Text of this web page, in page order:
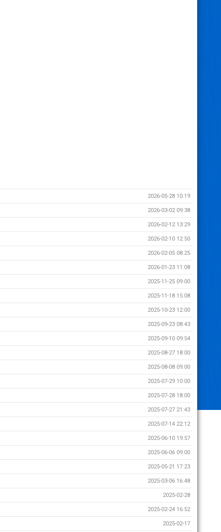
2026-05-28 10:19
2026-03-02 09:38
2026-02-12 13:29
2026-02-10 12:50
2026-02-05 08:25
2026-01-23 11:08
2025-11-25 09:00
2025-11-18 15:08
2025-10-23 12:00
2025-09-23 08:43
2025-09-10 09:54
2025-08-27 18:00
2025-08-08 09:00
2025-07-29 10:00
2025-07-28 18:00
2025-07-27 21:43
2025-07-14 22:12
2025-06-10 19:57
2025-06-06 09:00
2025-05-21 17:23
2025-03-06 16:48
2025-02-28
2025-02-24 16:52
2025-02-17